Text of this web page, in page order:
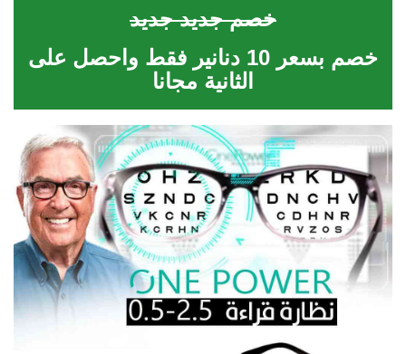
خصم جديد جديد
خصم بسعر 10 دنانير فقط واحصل على
الثانية مجانا